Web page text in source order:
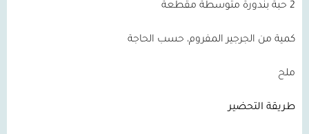
2 حبة بندورة متوسطة مقطعة
كمية من الجرجير المفروم، حسب الحاجة
ملح
طريقة التحضير